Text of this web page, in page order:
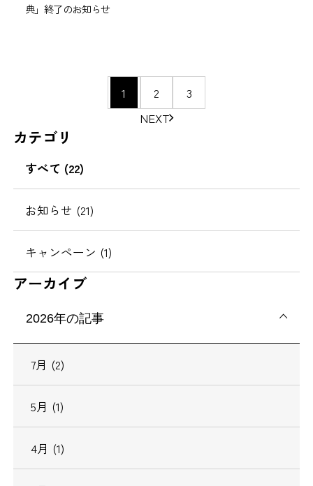
典」終了のお知らせ
の
1 2
3
NEXT
カテゴリ
すべて (22)
お知らせ (21)
キャンペーン (1)
アーカイブ
2026年の記事
7月 (2)
5月 (1)
4月 (1)